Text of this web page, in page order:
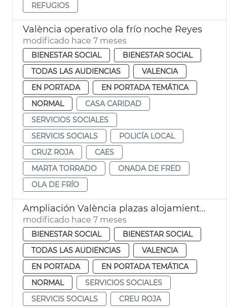
REFUGIOS
València operativo ola frío noche Reyes
modificado hace 7 meses
BIENESTAR SOCIAL
BIENESTAR SOCIAL
TODAS LAS AUDIENCIAS
VALENCIA
EN PORTADA
EN PORTADA TEMÁTICA
NORMAL
CASA CARIDAD
SERVICIOS SOCIALES
SERVICIS SOCIALS
POLICÍA LOCAL
CRUZ ROJA
CAES
MARTA TORRADO
ONADA DE FRED
OLA DE FRÍO
Ampliación València plazas alojamiento personas sin hogar
modificado hace 7 meses
BIENESTAR SOCIAL
BIENESTAR SOCIAL
TODAS LAS AUDIENCIAS
VALENCIA
EN PORTADA
EN PORTADA TEMÁTICA
NORMAL
SERVICIOS SOCIALES
SERVICIS SOCIALS
CREU ROJA